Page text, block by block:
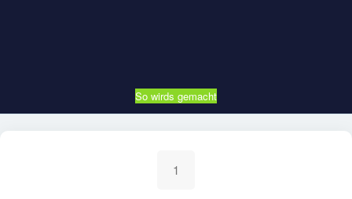
So wirds gemacht
1